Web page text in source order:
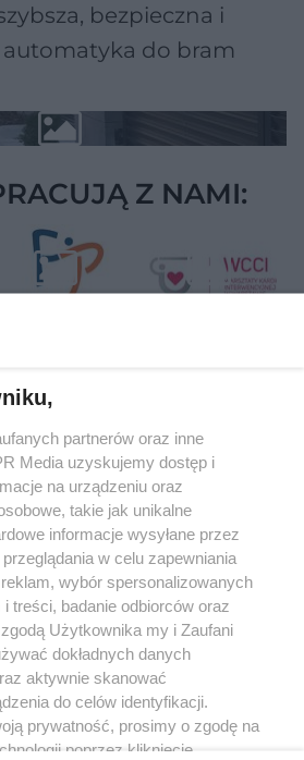
bezpieczna i
do bram
Z NAMI:
rozpowszechniany w jakikolwiek sposób
lub mechaniczny) na jakimkolwiek polu
formie, włącznie z umieszczaniem w
właściciela praw. Jakiekolwiek użycie
w całości lub w części z naruszeniem
zgody, jest zabronione pod groźbą kary i
O nas
prawne
partnerów oraz inne
Media uzyskujemy dostęp i
na urządzeniu oraz
takie jak unikalne
informacje wysyłane przez
w celu zapewniania
wybór spersonalizowanych
treści, badanie odbiorców oraz
zgodą Użytkownika my i Zaufani
dokładnych danych
aktywnie skanować
do celów identyfikacji.
prywatność, prosimy o zgodę na
poprzez kliknięcie